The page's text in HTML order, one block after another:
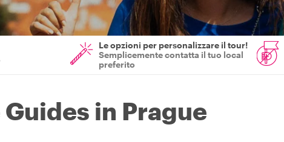
Le opzioni per personalizzare il tour!
Semplicemente contatta il tuo local
preferito
in Prague